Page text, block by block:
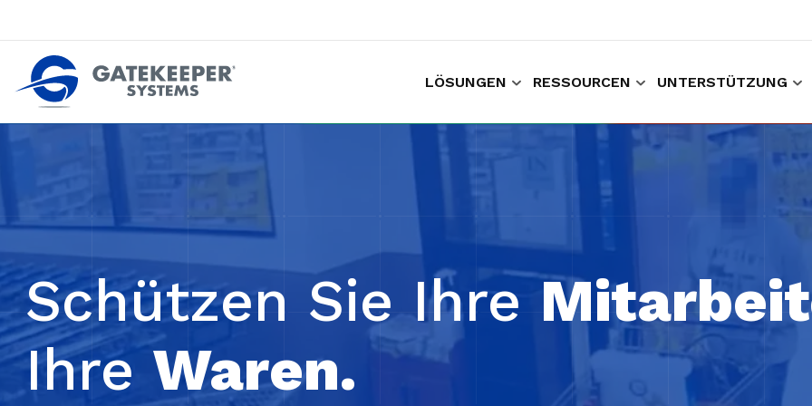
LÖSUNGEN RESSOURCEN UNTERSTÜTZUNG
Schützen Sie Ihre
IhreWaren.